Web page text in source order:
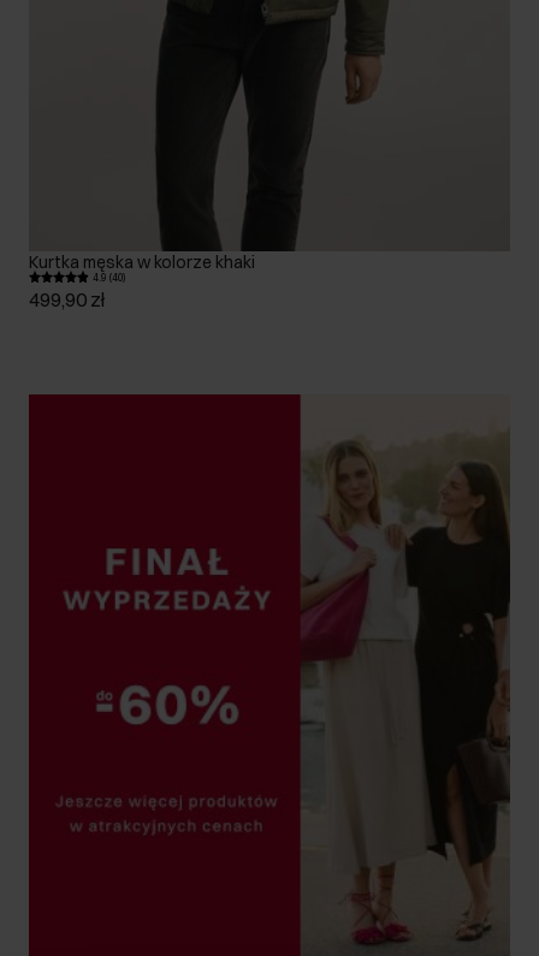
Kurtka męska w kolorze khaki
4.9 (40)
499,90 zł